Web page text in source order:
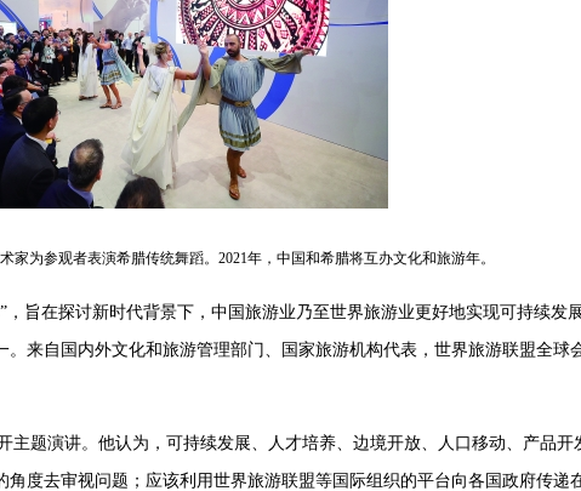
家为参观者表演希腊传统舞蹈。 2021年，中国和希腊将互办文化和旅游年。
旨在探讨新时代背景下，中国旅游业乃至世界旅游业更好地实现可持续发
来自国内外文化和旅游管理部门、国家旅游机构代表，世界旅游联盟全球
主题演讲。他认为，可持续发展、人才培养、边境开放、人口移动、产品
度去审视问题；应该利用世界旅游联盟等国际组织的平台向各国政府传递